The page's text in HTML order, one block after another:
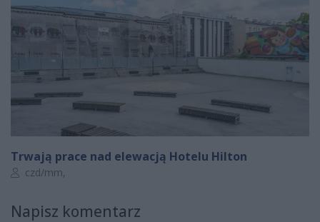
Trwają prace nad elewacją Hotelu Hilton
Autor artykułu:
czd/mm,
Napisz komentarz